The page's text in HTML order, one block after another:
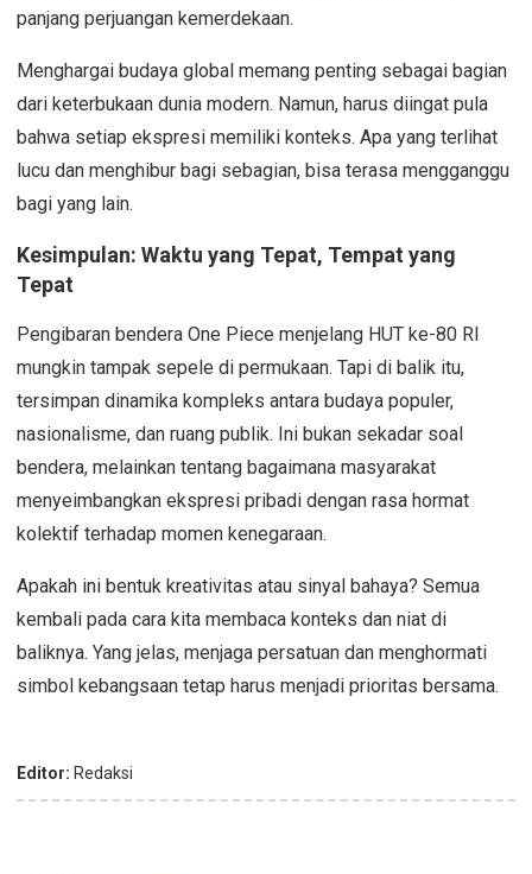
panjang perjuangan kemerdekaan.
Menghargai budaya global memang penting sebagai bagian
dari keterbukaan dunia modern. Namun, harus diingat pula
bahwa setiap ekspresi memiliki konteks. Apa yang terlihat
lucu dan menghibur bagi sebagian, bisa terasa mengganggu
bagi yang lain.
Kesimpulan: Waktu yang Tepat, Tempat yang
Tepat
Pengibaran bendera One Piece menjelang HUT ke-80 RI
mungkin tampak sepele di permukaan. Tapi di balik itu,
tersimpan dinamika kompleks antara budaya populer,
nasionalisme, dan ruang publik. Ini bukan sekadar soal
bendera, melainkan tentang bagaimana masyarakat
menyeimbangkan ekspresi pribadi dengan rasa hormat
kolektif terhadap momen kenegaraan.
Apakah ini bentuk kreativitas atau sinyal bahaya? Semua
kembali pada cara kita membaca konteks dan niat di
baliknya. Yang jelas, menjaga persatuan dan menghormati
simbol kebangsaan tetap harus menjadi prioritas bersama.
Editor: Redaksi